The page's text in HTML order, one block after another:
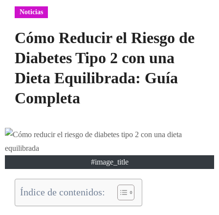
Noticias
Cómo Reducir el Riesgo de
Diabetes Tipo 2 con una
Dieta Equilibrada: Guía
Completa
#image_title
Índice de contenidos: